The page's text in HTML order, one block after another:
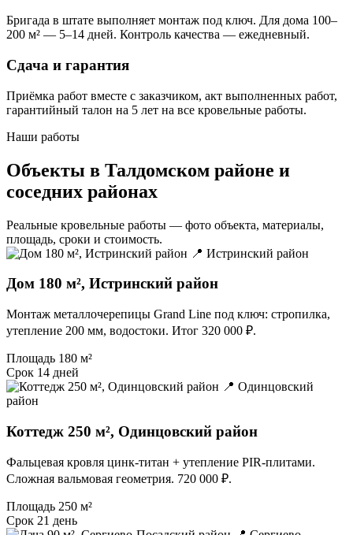
Бригада в штате выполняет монтаж под ключ. Для дома 100–
200 м² — 5–14 дней. Контроль качества — ежедневный.
Сдача и гарантия
Приёмка работ вместе с заказчиком, акт выполненных работ,
гарантийный талон на 5 лет на все кровельные работы.
Наши работы
Объекты в Талдомском районе и
соседних районах
Реальные кровельные работы — фото объекта, материалы,
площадь, сроки и стоимость.
📍 Истринский район
Дом 180 м², Истринский район
Монтаж металлочерепицы Grand Line под ключ: стропилка,
утепление 200 мм, водостоки. Итог 320 000 ₽.
Площадь 180 м²
Срок 14 дней
📍 Одинцовский
район
Коттедж 250 м², Одинцовский район
Фальцевая кровля цинк-титан + утепление PIR-плитами.
Сложная вальмовая геометрия. 720 000 ₽.
Площадь 250 м²
Срок 21 день